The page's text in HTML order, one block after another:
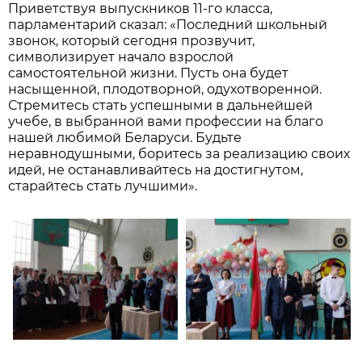
Приветствуя выпускников 11-го класса,
парламентарий сказал: «Последний школьный
звонок, который сегодня прозвучит,
символизирует начало взрослой
самостоятельной жизни. Пусть она будет
насыщенной, плодотворной, одухотворенной.
Стремитесь стать успешными в дальнейшей
учебе, в выбранной вами профессии на благо
нашей любимой Беларуси. Будьте
неравнодушными, боритесь за реализацию своих
идей, не останавливайтесь на достигнутом,
старайтесь стать лучшими».